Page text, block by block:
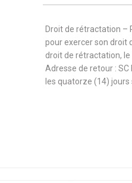
Droit de rétractation –
pour exercer son droit
droit de rétractation,
Adresse de retour :
les quatorze (14)